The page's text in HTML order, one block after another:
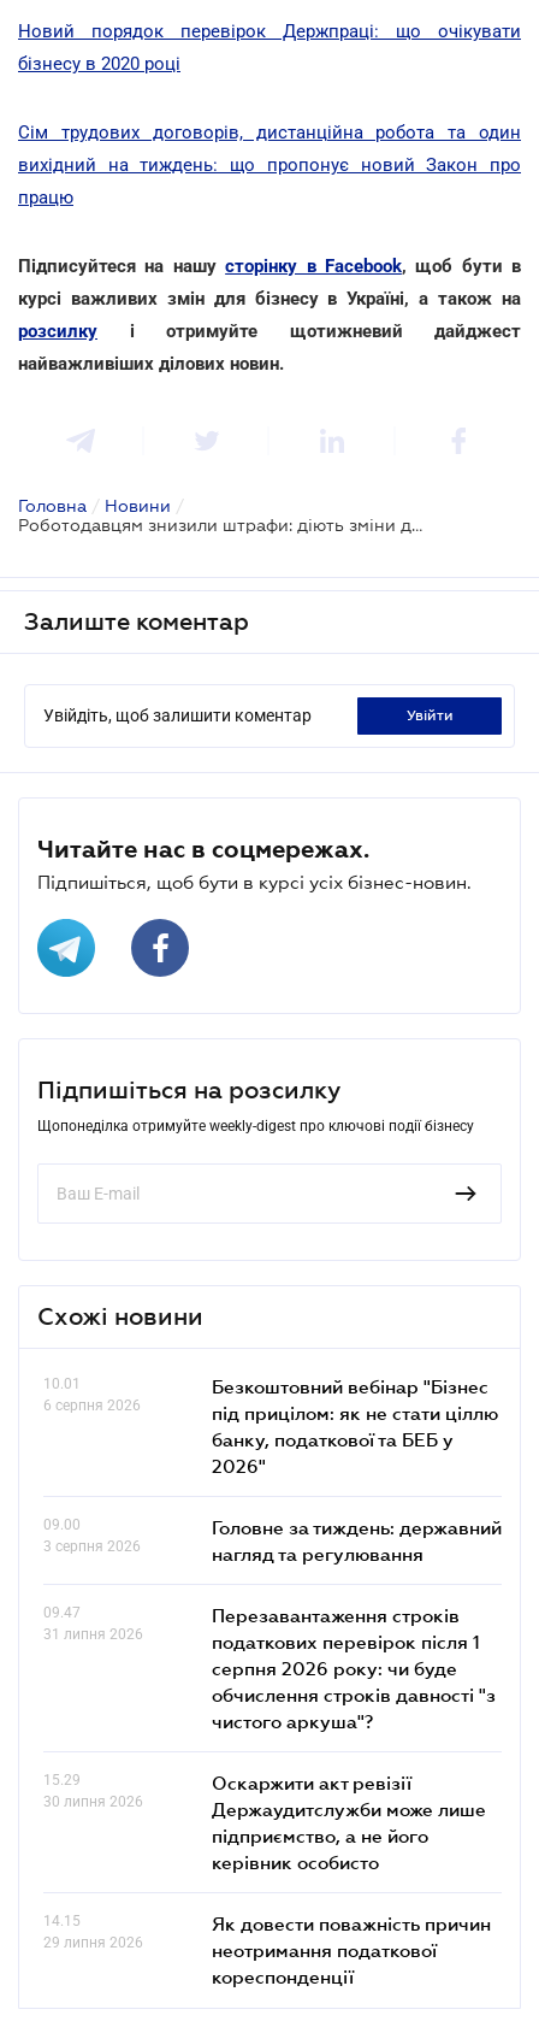
Новий порядок перевірок Держпраці: що очікувати
бізнесу в 2020 році
Сім трудових договорів, дистанційна робота та один
вихідний на тиждень: що пропонує новий Закон про
працю
Підписуйтеся на нашусторінку в Facebook, щоб бути в
курсі важливих змін для бізнесу в Україні, а також на
розсилку і отримуйте щотижневий дайджест
найважливіших ділових новин.
Головна / Новини /
Роботодавцям знизили штрафи: діють зміни до КЗпП
Залиште коментар
Увійдіть, щоб залишити коментар увійти
Читайте нас в соцмережах.
Підпишіться, щоб бути в курсі усіх бізнес-новин.
Підпишіться на розсилку
Щопонеділка отримуйте weekly-digest про ключові події бізнесу
Схожі новини
10.01
6 серпня 2026
Безкоштовний вебінар "Бізнес
під прицілом: як не стати ціллю
банку, податкової та БЕБ у
2026"
09.00
3 серпня 2026
Головне за тиждень: державний
нагляд та регулювання
09.47
31 липня 2026
Перезавантаження строків
податкових перевірок після 1
серпня 2026 року: чи буде
обчислення строків давності "з
чистого аркуша"?
15.29
30 липня 2026
Оскаржити акт ревізії
Держаудитслужби може лише
підприємство, а не його
керівник особисто
14.15
29 липня 2026
Як довести поважність причин
неотримання податкової
кореспонденції